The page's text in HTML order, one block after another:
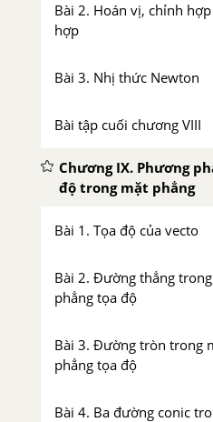
Bài 2. Hoán vị, chỉnh
hợp
Bài 3. Nhị thức Newton
Bài tập cuối chương VIII
Chương IX. Phương
độ trong mặt phẳng
Bài 1. Tọa độ của vecto
Bài 2. Đường thẳng
phẳng tọa độ
Bài 3. Đường tròn trong
phẳng tọa độ
Bài 4. Ba đường conic